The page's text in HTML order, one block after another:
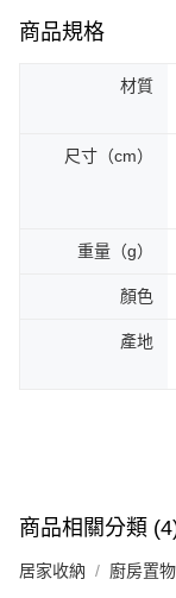
商品規格
材質
尺寸（cm）
重量（g）
顏色
產地
商品相關分類
居家收納 廚房置